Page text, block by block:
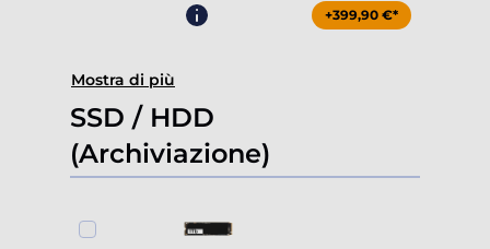
+399,90 €*
Mostra di più
SSD / HDD
(Archiviazione)